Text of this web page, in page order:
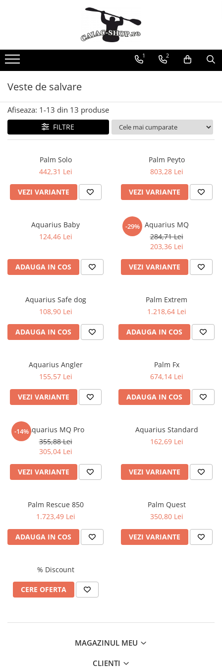
Caiace
Caiace tandem
Caiace de ape repezi (whitewater)
Caiace sit on top
Caiace de competiție-club
Canoe
Bărci pentru pescuit
Bărci de rafting
Canoe
Produse cu reducere
Veste de salvare
Padele și pagăi
Padele de tură și de mare
Padele de ape repezi
Second hand
Încălţăminte
Șosete, mănuși, căciuli neopren
Jachete impermeabile
Costume uscate
Haine thermo și protecție UV
Fuste de valuri
Căști de protecție
Siguranță, accesorii
Drybag - Saci impermeabili
1 2
Veste de salvare
Afiseaza: 1-13 din 13 produse
FILTRE
Palm Solo
442,31 Lei
VEZI VARIANTE
Palm Peyto
803,28 Lei
VEZI VARIANTE
Aquarius Baby
124,46 Lei
ADAUGA IN COS
-29% Aquarius MQ
284,71 Lei
203,36 Lei
VEZI VARIANTE
Aquarius Safe dog
108,90 Lei
ADAUGA IN COS
Palm Extrem
1.218,64 Lei
ADAUGA IN COS
Aquarius Angler
155,57 Lei
VEZI VARIANTE
Palm Fx
674,14 Lei
ADAUGA IN COS
-14%Aquarius MQ Pro
355,88 Lei
305,04 Lei
VEZI VARIANTE
Aquarius Standard
162,69 Lei
VEZI VARIANTE
Palm Rescue 850
1.723,49 Lei
ADAUGA IN COS
Palm Quest
350,80 Lei
VEZI VARIANTE
% Discount
CERE OFERTA
MAGAZINUL MEU
CLIENTI